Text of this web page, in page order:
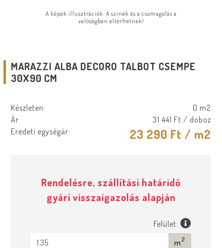
A képek illusztrációk. A színek és a csomagolás a
valóságban eltérhetnek!
MARAZZI ALBA DECORO TALBOT CSEMPE
30X90 CM
Készleten:
0 m2
Ár:
31 441 Ft / doboz
Eredeti egységár:
23 290 Ft / m2
Rendelésre, szállítási határidő
gyári visszaigazolás alapján
Felület:
m 2